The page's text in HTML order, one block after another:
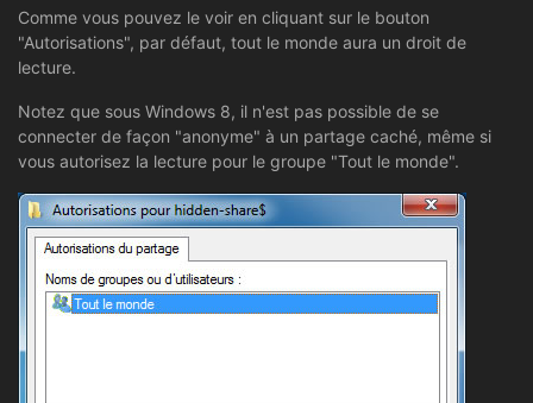
Comme vous pouvez le voir en cliquant sur le bouton
"Autorisations", par défaut, tout le monde aura un droit de
lecture.
Notez que sous Windows 8, il n'est pas possible de se
connecter de façon "anonyme" à un partage caché, même si
vous autorisez la lecture pour le groupe "Tout le monde".